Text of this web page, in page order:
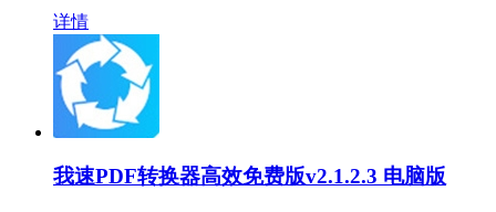
详情
我速PDF转换器高效免费版v2.1.2.3 电脑版